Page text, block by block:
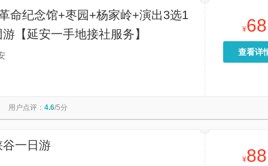
命纪念馆+枣园+杨家岭+演出3选1
【延安一手地接社服务】
¥68
查看详
用户点评： 4.6/5分
一日游
¥88